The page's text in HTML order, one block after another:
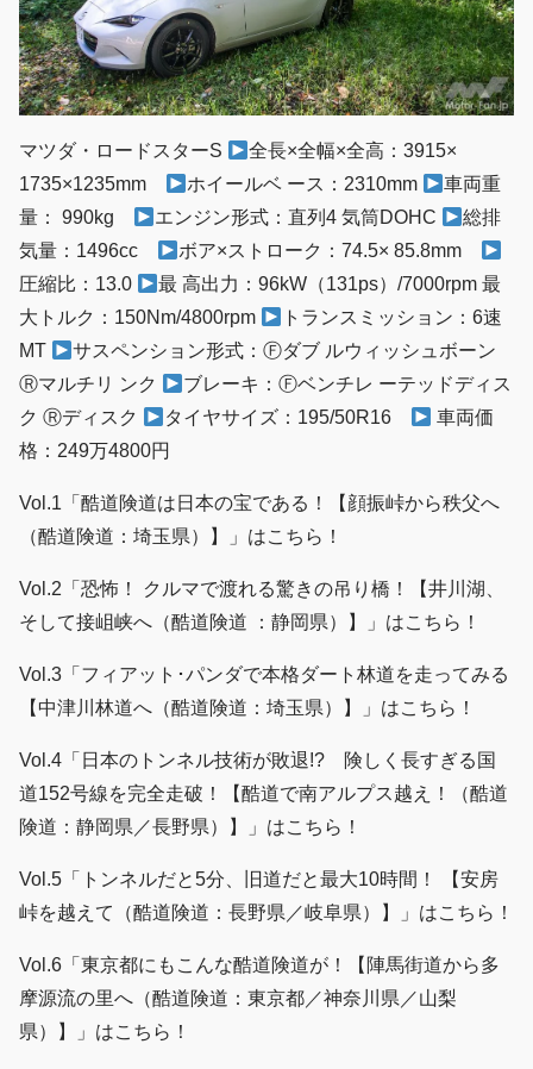
マツダ・ロードスターS
全長×全幅×全高：3915×
1735×1235mm
ホイールベ ース：2310mm
車両重
量： 990kg
エンジン形式：直列4 気筒DOHC
総排
気量：1496cc
ボア×ストローク：74.5× 85.8mm
圧縮比：13.0
最 高出力：96kW（131ps）/7000rpm 最
大トルク：150Nm/4800rpm
トランスミッション：6速
MT
サスペンション形式：Ⓕダブ ルウィッシュボーン
Ⓡマルチリ ンク
ブレーキ：Ⓕベンチレ ーテッドディス
ク Ⓡディスク
タイヤサイズ：195/50R16
車両価
格：249万4800円
Vol.1「酷道険道は日本の宝である！【顔振峠から秩父へ
（酷道険道：埼玉県）】」はこちら！
Vol.2「恐怖！ クルマで渡れる驚きの吊り橋！【井川湖、
そして接岨峡へ（酷道険道 ：静岡県）】」はこちら！
Vol.3「フィアット･パンダで本格ダート林道を走ってみる
【中津川林道へ（酷道険道：埼玉県）】」はこちら！
Vol.4「日本のトンネル技術が敗退!? 険しく長すぎる国
道152号線を完全走破！【酷道で南アルプス越え！（酷道
険道：静岡県／長野県）】」はこちら！
Vol.5「トンネルだと5分、旧道だと最大10時間！ 【安房
峠を越えて（酷道険道：長野県／岐阜県）】」はこちら！
Vol.6「東京都にもこんな酷道険道が！【陣馬街道から多
摩源流の里へ（酷道険道：東京都／神奈川県／山梨
県）】」はこちら！